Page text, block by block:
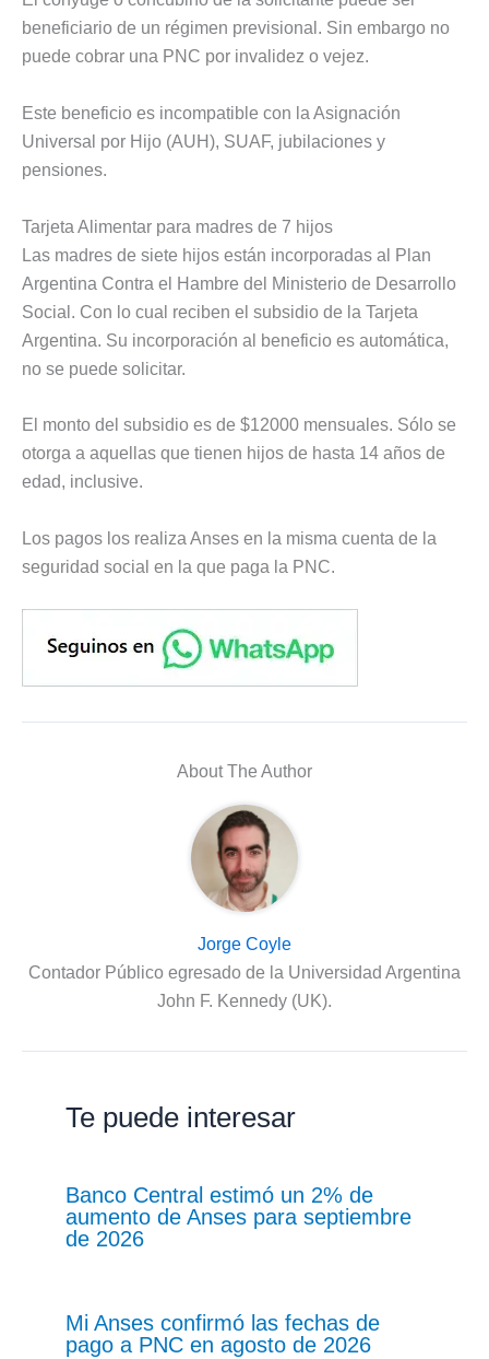
beneficiario de un régimen previsional. Sin embargo no
puede cobrar una PNC por invalidez o vejez.
Este beneficio es incompatible con la Asignación
Universal por Hijo (AUH), SUAF, jubilaciones y
pensiones.
Tarjeta Alimentar para madres de 7 hijos
Las madres de siete hijos están incorporadas al Plan
Argentina Contra el Hambre del Ministerio de Desarrollo
Social. Con lo cual reciben el subsidio de la Tarjeta
Argentina. Su incorporación al beneficio es automática,
no se puede solicitar.
El monto del subsidio es de $12000 mensuales. Sólo se
otorga a aquellas que tienen hijos de hasta 14 años de
edad, inclusive.
Los pagos los realiza Anses en la misma cuenta de la
seguridad social en la que paga la PNC.
About The Author
Jorge Coyle
Contador Público egresado de la Universidad Argentina
John F. Kennedy (UK).
Te puede interesar
Banco Central estimó un 2% de
aumento de Anses para septiembre
de 2026
Mi Anses confirmó las fechas de
pago a PNC en agosto de 2026